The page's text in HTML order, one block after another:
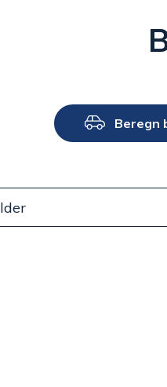
Beregn